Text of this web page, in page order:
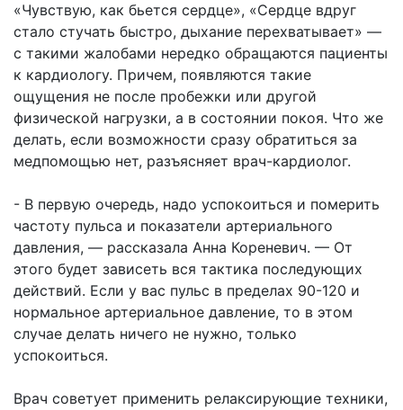
«Чувствую, как бьется сердце», «Сердце вдруг
стало стучать быстро, дыхание перехватывает» —
с такими жалобами нередко обращаются пациенты
к кардиологу. Причем, появляются такие
ощущения не после пробежки или другой
физической нагрузки, а в состоянии покоя. Что же
делать, если возможности сразу обратиться за
медпомощью нет, разъясняет врач-кардиолог.
- В первую очередь, надо успокоиться и померить
частоту пульса и показатели артериального
давления, — рассказала Анна Кореневич. — От
этого будет зависеть вся тактика последующих
действий. Если у вас пульс в пределах 90-120 и
нормальное артериальное давление, то в этом
случае делать ничего не нужно, только
успокоиться.
Врач советует применить релаксирующие техники,